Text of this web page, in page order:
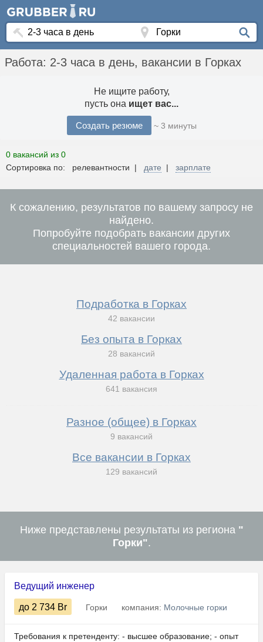
Работа: 2-3 часа в день, вакансии в Горках
Не ищите работу,
пусть она ищет вас...
Создать резюме ~ 3 минуты
0 вакансий из 0
Сортировка по: релевантности | дате | зарплате
К сожалению, результатов по вашему запросу не
найдено.
Попробуйте подобрать вакансии других
специальностей вашего города.
Подработка в Горках
42 вакансии
Без опыта в Горках
28 вакансий
Удаленная работа в Горках
641 вакансия
Разное (общее) в Горках
9 вакансий
Все вакансии в Горках
129 вакансий
Ниже представлены результаты из региона "
Горки".
Ведущий инженер
до 2 734 Br Горки компания: Молочные горки
Требования к претенденту: - высшее образование; - опыт